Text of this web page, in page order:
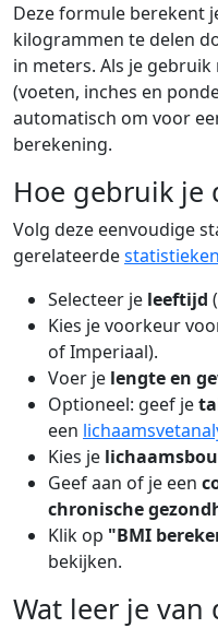
Deze formule berekent
kilogrammen te delen
in meters. Als je
(voeten, inches en
automatisch om voor
berekening.
Hoe gebruik je
Volg deze eenvoudige
gerelateerdestatistieken
Selecteer je leeftijd
Kies je voorkeur
of Imperiaal).
Voer je lengte en
Optioneel: geef je
een
Kies je
Geef aan of je een
chronische
Klik op "BMI
bekijken.
Wat leer je van